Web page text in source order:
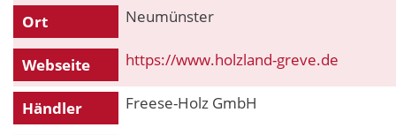
Ort Neumünster
Webseite https://www.holzland-greve.de
Händler Freese-Holz GmbH